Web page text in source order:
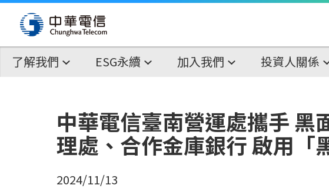
了解我們 ESG永續 加入我們 投資人關係
中華電信臺南營運處攜手 黑
理處、合作金庫銀行 啟用「
2024/11/13